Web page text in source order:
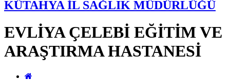
KÜTAHYA İL SAĞLIK MÜDÜRLÜĞÜ
EVLİYA ÇELEBİ EĞİTİM VE
ARAŞTIRMA HASTANESİ